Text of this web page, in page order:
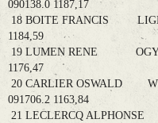
090138.0 1187,17
18 BOITE FRANCIS
1184,59
19 LUMEN RENE
1176,47
20 CARLIER OSWALD
091706.2 1163,84
21 LECLERCQ